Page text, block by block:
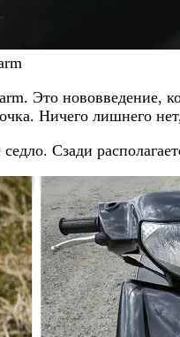
Это
Ничего лишнего
Сзади